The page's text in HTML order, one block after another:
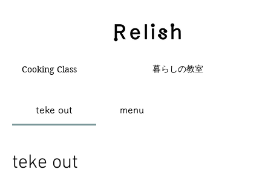
Cooking Class 暮らしの教室
teke out menu
teke out